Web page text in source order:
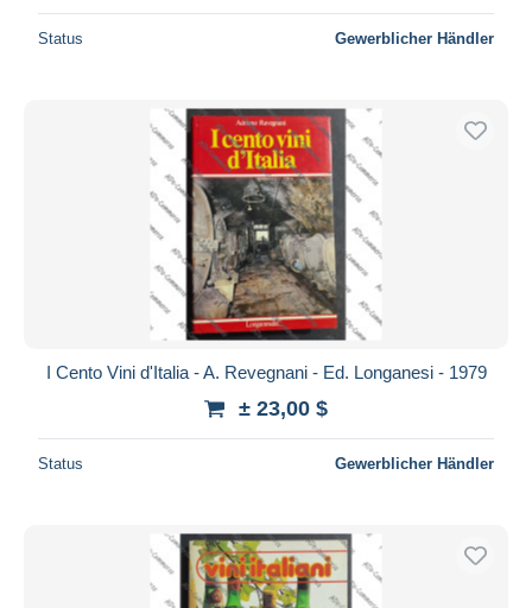
Status Gewerblicher Händler
I Cento Vini d'Italia - A. Revegnani - Ed. Longanesi - 1979
± 23,00 $
Status Gewerblicher Händler